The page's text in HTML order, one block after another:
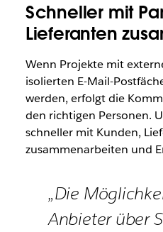
Schneller mit
Lieferanten
Wenn Projekte mit
isolierten E-Mail-
werden, erfolgt die
den richtigen Personen.
schneller mit Kunden,
zusammenarbeiten und
„Die
Anbieter über